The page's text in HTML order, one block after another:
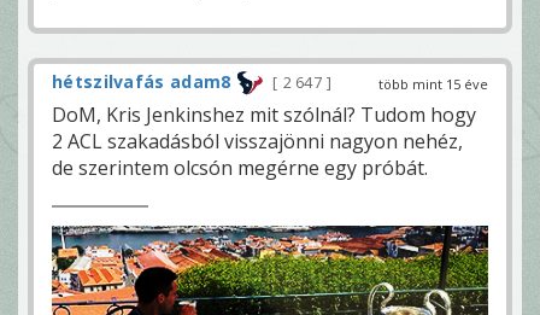
több mint 15 éve
hétszilvafás adam8 2 647
DoM, Kris Jenkinshez mit szólnál? Tudom hogy
2 ACL szakadásból visszajönni nagyon nehéz,
de szerintem olcsón megérne egy próbát.